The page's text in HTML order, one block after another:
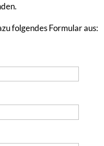
folgendes Formular aus: